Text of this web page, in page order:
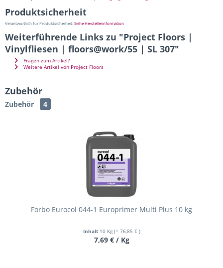
Produktsicherheit
Verantwortlich für Produktsicherheit:Siehe Herstellerinformation
Weiterführende Links zu "Project Floors |
Vinylfliesen | floors@work/55 | SL 307"
Fragen zum Artikel?
Weitere Artikel von Project Floors
Zubehör
Zubehör 4
Forbo Eurocol 044-1 Europrimer Multi Plus 10 kg
Inhalt 10 Kg (= 76,85 € )
7,69 € / Kg